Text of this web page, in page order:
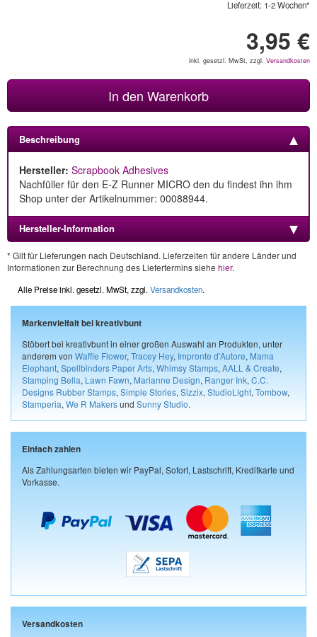
Lieferzeit: 1-2 Wochen*
3,95 €
inkl. gesetzl. MwSt, zzgl. Versandkosten
In den Warenkorb
Beschreibung
Hersteller: Scrapbook Adhesives
Nachfüller für den E-Z Runner MICRO den du findest ihn ihm
Shop unter der Artikelnummer: 00088944.
Hersteller-Information
* Gilt für Lieferungen nach Deutschland. Lieferzeiten für andere Länder und
Informationen zur Berechnung des Liefertermins siehe hier.
Alle Preise inkl. gesetzl. MwSt, zzgl. Versandkosten.
Markenvielfalt bei kreativbunt
Stöbert bei kreativbunt in einer großen Auswahl an Produkten, unter
anderem von Waffle Flower, Tracey Hey, Impronte d'Autore, Mama
Elephant, Spellbinders Paper Arts, Whimsy Stamps, AALL & Create,
Stamping Bella, Lawn Fawn, Marianne Design, Ranger Ink, C.C.
Designs Rubber Stamps, Simple Stories, Sizzix, StudioLight, Tombow,
Stamperia, We R Makersund Sunny Studio.
Einfach zahlen
Als Zahlungsarten bieten wir PayPal, Sofort, Lastschrift, Kreditkarte und
Vorkasse.
Versandkosten